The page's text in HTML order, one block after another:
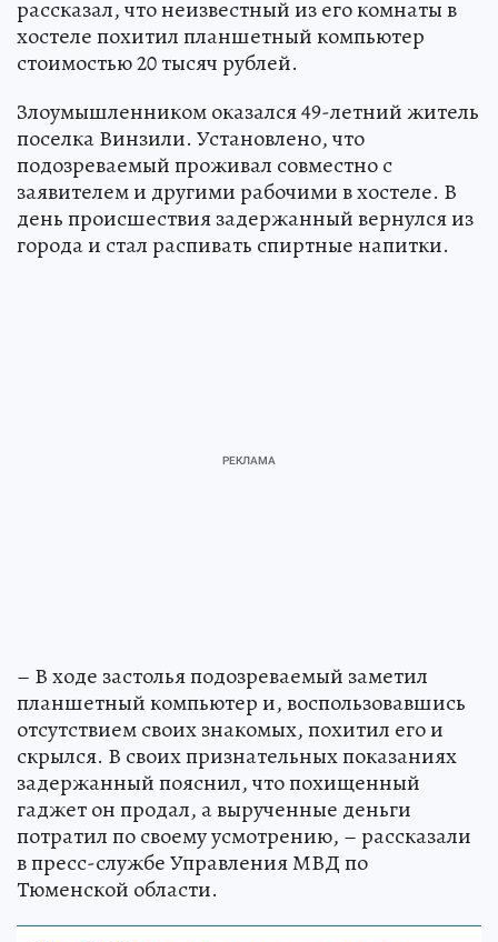
рассказал, что неизвестный из его комнаты в
хостеле похитил планшетный компьютер
стоимостью 20 тысяч рублей.
Злоумышленником оказался 49-летний житель
поселка Винзили. Установлено, что
подозреваемый проживал совместно с
заявителем и другими рабочими в хостеле. В
день происшествия задержанный вернулся из
города и стал распивать спиртные напитки.
– В ходе застолья подозреваемый заметил
планшетный компьютер и, воспользовавшись
отсутствием своих знакомых, похитил его и
скрылся. В своих признательных показаниях
задержанный пояснил, что похищенный
гаджет он продал, а вырученные деньги
потратил по своему усмотрению, – рассказали
в пресс-службе Управления МВД по
Тюменской области.